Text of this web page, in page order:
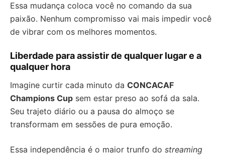
Essa mudança coloca você no comando da sua
paixão. Nenhum compromisso vai mais impedir você
de vibrar com os melhores momentos.
Liberdade para assistir de qualquer lugar e a
qualquer hora
Imagine curtir cada minuto da CONCACAF
Champions Cup sem estar preso ao sofá da sala.
Seu trajeto diário ou a pausa do almoço se
transformam em sessões de pura emoção.
Essa independência é o maior trunfo do streaming